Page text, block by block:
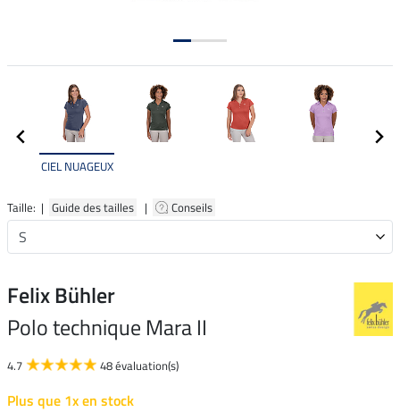
CIEL NUAGEUX
Taille: | Guide des tailles | Conseils
Felix Bühler
Polo technique Mara II
4.7 48 évaluation(s)
Plus que 1x en stock